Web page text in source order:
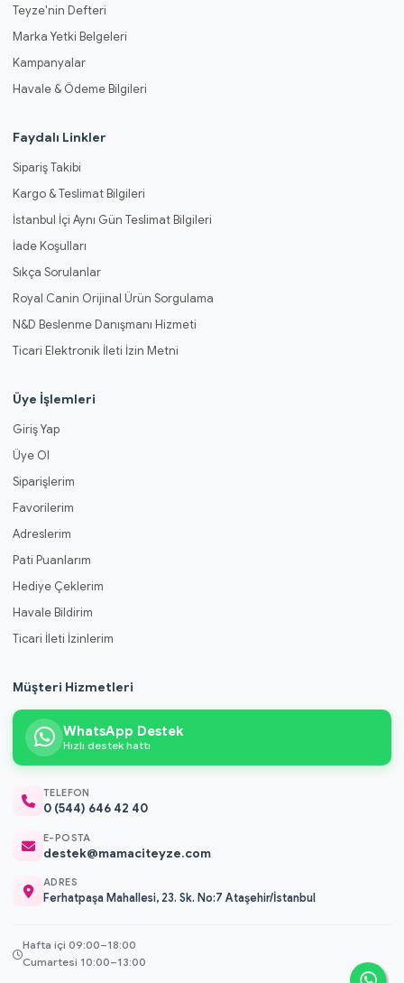
Teyze'nin Defteri
Marka Yetki Belgeleri
Kampanyalar
Havale & Ödeme Bilgileri
Faydalı Linkler
Sipariş Takibi
Kargo & Teslimat Bilgileri
İstanbul İçi Aynı Gün Teslimat Bilgileri
İade Koşulları
Sıkça Sorulanlar
Royal Canin Orijinal Ürün Sorgulama
N&D Beslenme Danışmanı Hizmeti
Ticari Elektronik İleti İzin Metni
Üye İşlemleri
Giriş Yap
Üye Ol
Siparişlerim
Favorilerim
Adreslerim
Pati Puanlarım
Hediye Çeklerim
Havale Bildirim
Ticari İleti İzinlerim
Müşteri Hizmetleri
WhatsApp Destek
Hızlı destek hattı
TELEFON
0 (544) 646 42 40
E-POSTA
destek@mamaciteyze.com
ADRES
Ferhatpaşa Mahallesi, 23. Sk. No:7 Ataşehir/İstanbul
Hafta içi 09:00–18:00
Cumartesi 10:00–13:00